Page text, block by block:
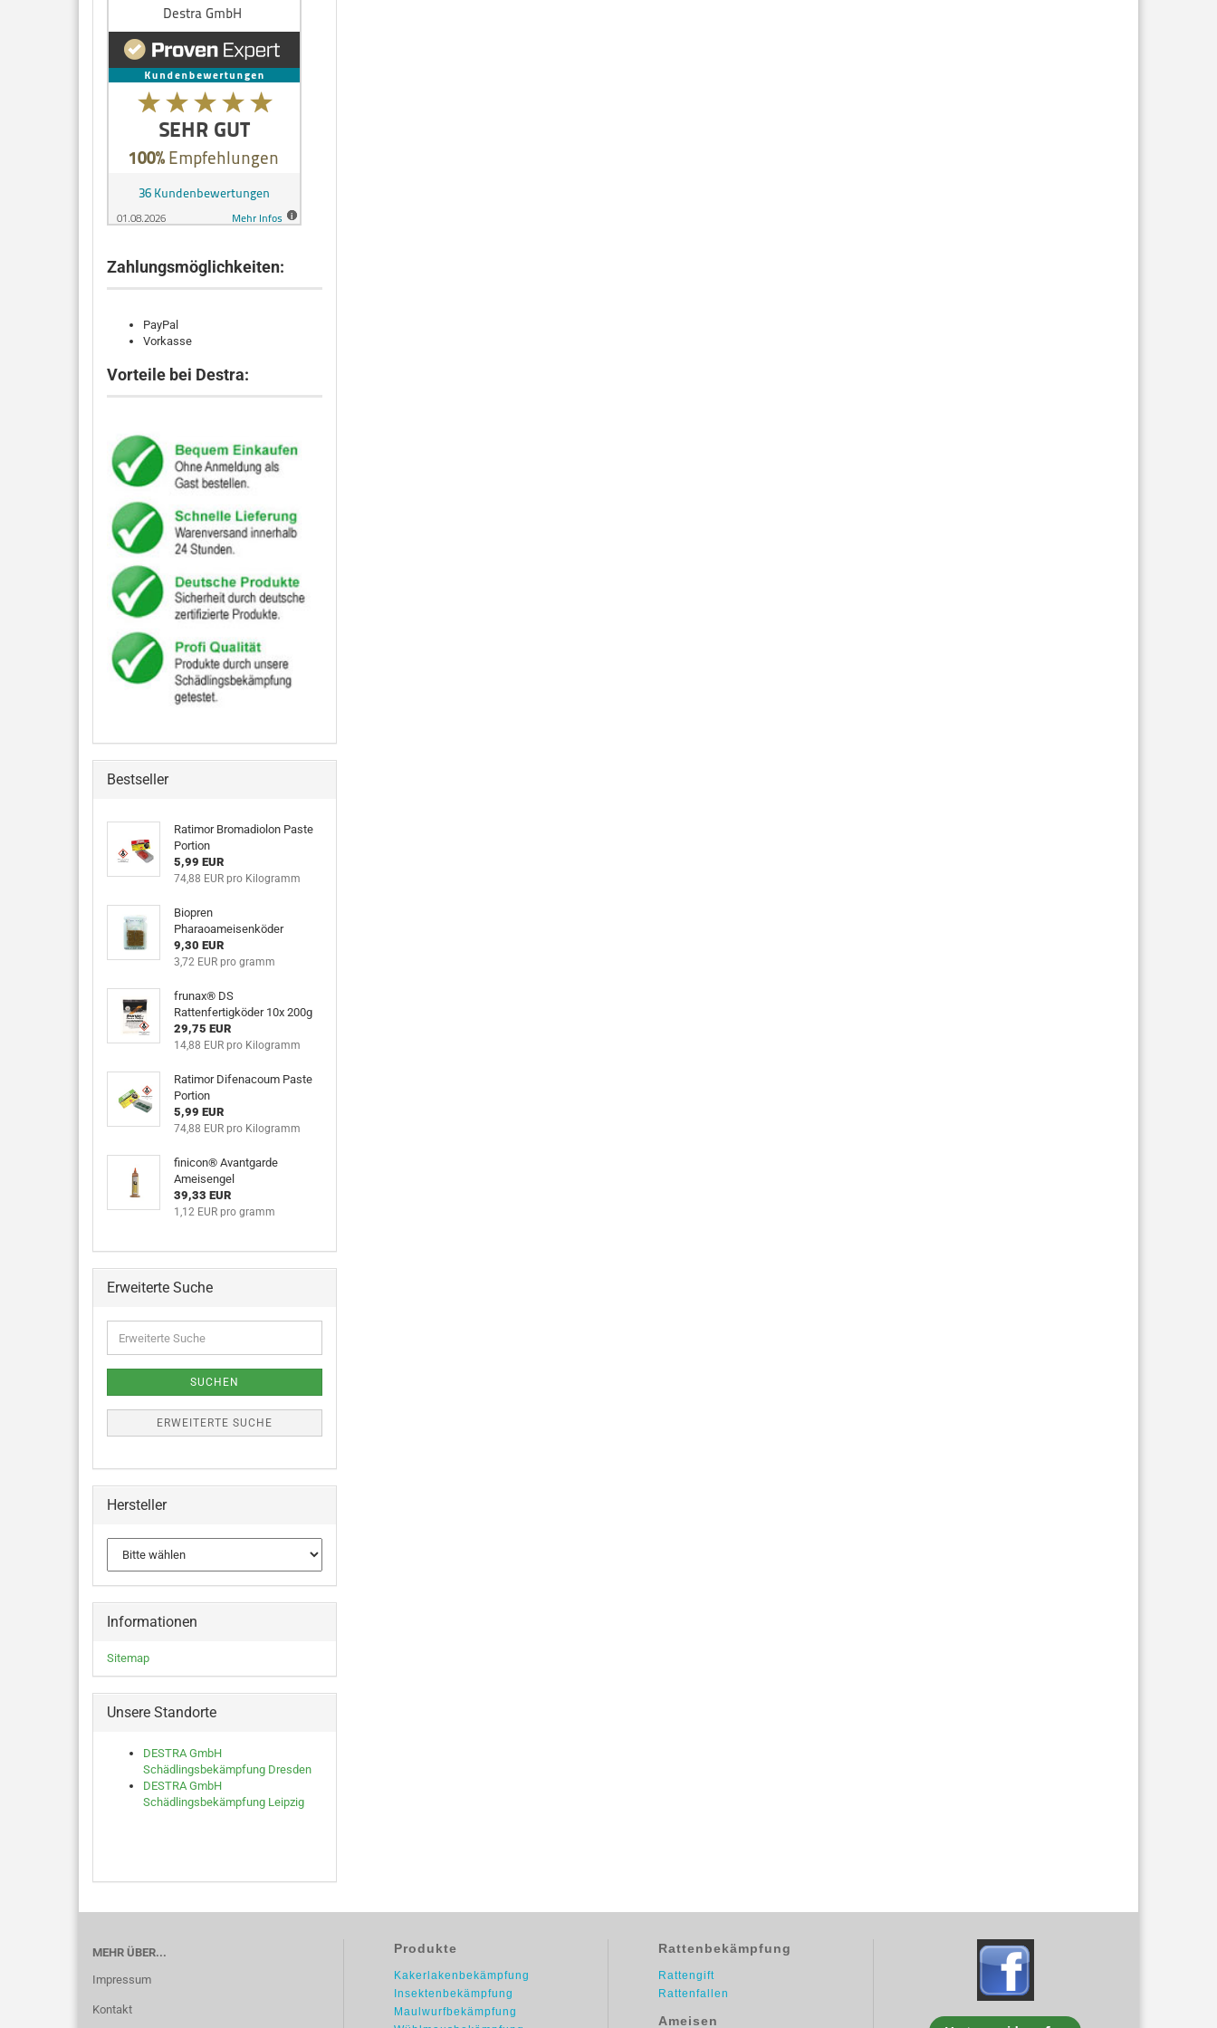
Zahlungsmöglichkeiten:
PayPal
Vorkasse
Vorteile bei Destra:
Bestseller
Ratimor Bromadiolon Paste
Portion
5,99 EUR
74,88 EUR pro Kilogramm
Biopren
Pharaoameisenköder
9,30 EUR
3,72 EUR pro gramm
frunax® DS
Rattenfertigköder 10x 200g
29,75 EUR
14,88 EUR pro Kilogramm
Ratimor Difenacoum Paste
Portion
5,99 EUR
74,88 EUR pro Kilogramm
finicon® Avantgarde
Ameisengel
39,33 EUR
1,12 EUR pro gramm
Erweiterte Suche
SUCHEN
ERWEITERTE SUCHE
Hersteller
Informationen
Sitemap
Unsere Standorte
DESTRA GmbH
Schädlingsbekämpfung Dresden
DESTRA GmbH
Schädlingsbekämpfung Leipzig
MEHR ÜBER...
Impressum
Kontakt
Produkte
Kakerlakenbekämpfung
Insektenbekämpfung
Maulwurfbekämpfung
Rattenbekämpfung
Rattengift
Rattenfallen
Ameisen